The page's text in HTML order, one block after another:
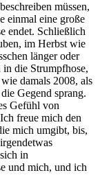
müssen,
einmal eine große
endet. Schließlich
im Herbst wie
länger oder
die Strumpfhose,
damals 2008, als
Gegend sprang.
Gefühl von
freue mich den
mich umgibt, bis,
in
und mich, und ich